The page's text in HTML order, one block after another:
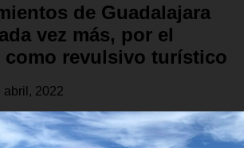
de Guadalajara
vez más, por el
como revulsivo turístico
abril, 2022